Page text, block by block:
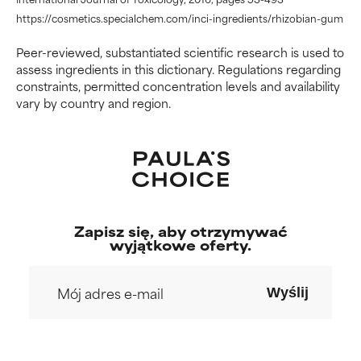
https://cosmetics.specialchem.com/inci-ingredients/rhizobian-gum
Peer-reviewed, substantiated scientific research is used to
assess ingredients in this dictionary. Regulations regarding
constraints, permitted concentration levels and availability
vary by country and region.
WORST
podrażnienie, stan zapalny,
suchość itp. Może przynosić
korzyści w niektórych
aspektach, ale ogólnie
BRAK OCENY
mieliśmy okazji przeanalizować
badań na jego temat.
WORST
podrażnienie, stan zapalny,
suchość itp. Może przynosić
korzyści w niektórych
aspektach, ale ogólnie
BRAK OCENY
mieliśmy okazji przeanalizować
badań na jego temat.
Zapisz się, aby otrzymywać
wyjątkowe oferty.
Wyślij